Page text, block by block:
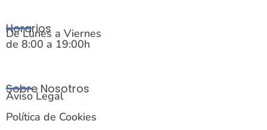
Horarios
De Lunes a Viernes
de 8:00 a 19:00h
Sobre Nosotros
Aviso Legal
Política de Cookies